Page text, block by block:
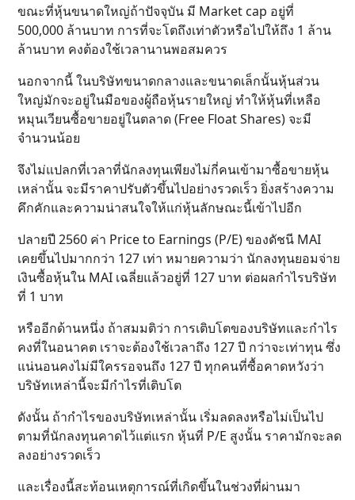
ขณะที่หุ้นขนาดใหญ่ถ้าปัจจุบัน มี Market cap อยู่ที่
500,000 ล้านบาท การที่จะโตถึงเท่าตัวหรือไปให้ถึง 1 ล้าน
ล้านบาท คงต้องใช้เวลานานพอสมควร
นอกจากนี้ ในบริษัทขนาดกลางและขนาดเล็กนั้นหุ้นส่วน
ใหญ่มักจะอยู่ในมือของผู้ถือหุ้นรายใหญ่ ทำให้หุ้นที่เหลือ
หมุนเวียนซื้อขายอยู่ในตลาด (Free Float Shares) จะมี
จำนวนน้อย
จึงไม่แปลกที่เวลาที่นักลงทุนเพียงไม่กี่คนเข้ามาซื้อขายหุ้น
เหล่านั้น จะมีราคาปรับตัวขึ้นไปอย่างรวดเร็ว ยิ่งสร้างความ
คึกคักและความน่าสนใจให้แก่หุ้นลักษณะนี้เข้าไปอีก
ปลายปี 2560 ค่า Price to Earnings (P/E) ของดัชนี MAI
เคยขึ้นไปมากกว่า 127 เท่า หมายความว่า นักลงทุนยอมจ่าย
เงินซื้อหุ้นใน MAI เฉลี่ยแล้วอยู่ที่ 127 บาท ต่อผลกำไรบริษัท
ที่ 1 บาท
หรืออีกด้านหนึ่ง ถ้าสมมติว่า การเติบโตของบริษัทและกำไร
คงที่ในอนาคต เราจะต้องใช้เวลาถึง 127 ปี กว่าจะเท่าทุน ซึ่ง
แน่นอนคงไม่มีใครรอจนถึง 127 ปี ทุกคนที่ซื้อคาดหวังว่า
บริษัทเหล่านี้จะมีกำไรที่เติบโต
ดังนั้น ถ้ากำไรของบริษัทเหล่านั้น เริ่มลดลงหรือไม่เป็นไป
ตามที่นักลงทุนคาดไว้แต่แรก หุ้นที่ P/E สูงนั้น ราคามักจะลด
ลงอย่างรวดเร็ว
และเรื่องนี้สะท้อนเหตุการณ์ที่เกิดขึ้นในช่วงที่ผ่านมา